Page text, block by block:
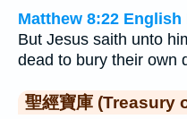
Matthew 8:22
But Jesus saith unto
dead to bury their own
聖經寶庫 (Treasury